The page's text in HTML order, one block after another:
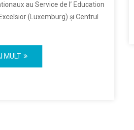
au Service de l’ Education
(Luxemburg) și Centrul
MULT